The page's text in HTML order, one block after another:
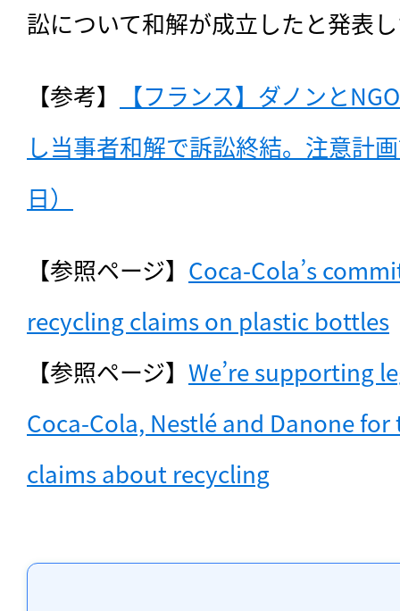
訟について和解が成立したと発表
【参考】
【フランス】ダノンと
し当事者和解で訴訟終結。注意計
日）
【参照ページ】 Coca-Cola’s
recycling claims on plastic bottles
【参照ページ】 We’re supporting
Coca-Cola, Nestlé and Danone
claims about recycling